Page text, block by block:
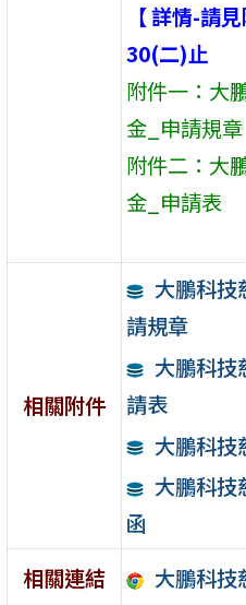
【 詳情-請
30(二)止
附件一：大
金_申請規章
附件二：大
金_申請表
相關附件
大鵬科技
請規章
大鵬科技
請表
大鵬科技
大鵬科技
函
相關連結
大鵬科技